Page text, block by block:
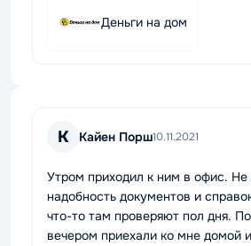
Деньги на дом
К Кайен Порш10.11.2021
Утром приходил к ним в офис. Не
надобность документов и
что-то там проверяют пол дня.
вечером приехали ко мне домой